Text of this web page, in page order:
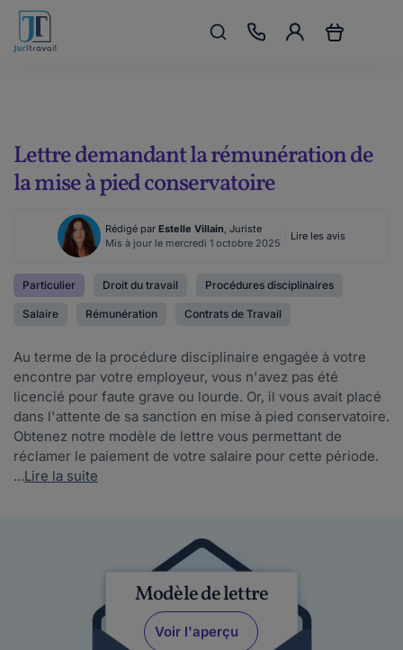
Modèle de lettre
Voir l'aperçu
Lettre demandant la rémunération de
la mise à pied conservatoire
Rédigé par Estelle Villain, Juriste
Mis à jour le mercredi 1 octobre 2025
Lire les avis
Particulier Droit du travail Procédures disciplinaires
Salaire Rémunération Contrats de Travail
Au terme de la procédure disciplinaire engagée à votre
encontre par votre employeur, vous n'avez pas été
licencié pour faute grave ou lourde. Or, il vous avait placé
dans l'attente de sa sanction en mise à pied conservatoire.
Obtenez notre modèle de lettre vous permettant de
réclamer le paiement de votre salaire pour cette période.
...Lire la suite